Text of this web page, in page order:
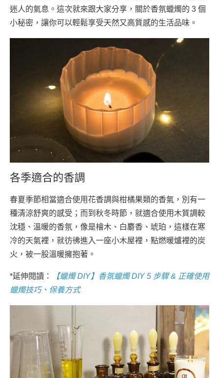
迷人的氣息。這次就來跟大家分享，關於香氛蠟燭的 3 個
小秘密，讓你可以輕鬆享受天然又高質感的生活品味。
各季適合的香調
春夏季節相當適合使用花香調與柑橘果類的香氣，別有一
種清涼舒爽的感受；而到秋冬時節，就適合使用木質調較
沈穩、溫暖的香氛，像是檜木、白麝香、琥珀，這樣在寒
冷的天氣裡，就彷彿進入一座小木屋裡，點燃暖爐裡的炭
火，被一股溫暖擁抱著。
*延伸閱讀：
【蠟燭 DIY】香氛蠟燭 DIY 5 步驟 & 正確使用
蠟燭技巧、保養方式